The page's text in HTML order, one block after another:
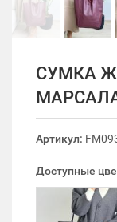
СУМКА
Артикул:
Доступные